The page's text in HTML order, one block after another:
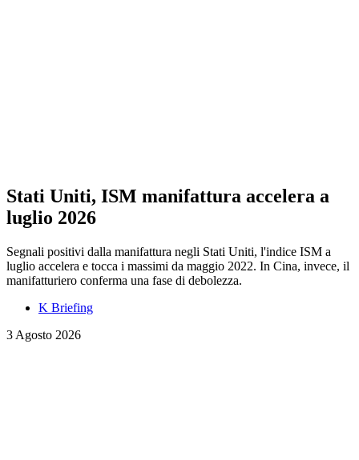
Stati Uniti, ISM manifattura accelera a
luglio 2026
Segnali positivi dalla manifattura negli Stati Uniti, l'indice ISM a
luglio accelera e tocca i massimi da maggio 2022. In Cina, invece, il
manifatturiero conferma una fase di debolezza.
K Briefing
3 Agosto 2026